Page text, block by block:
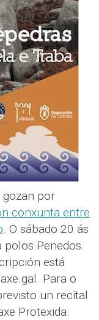
gozan por
conxunta entre
. O sábado 20 ás
Penedos.
está
Para o
un recital
Protexida.